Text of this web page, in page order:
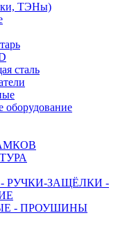
ТЭНы)
сталь
оборудование
РУЧКИ-ЗАЩЁЛКИ -
- ПРОУШИНЫ